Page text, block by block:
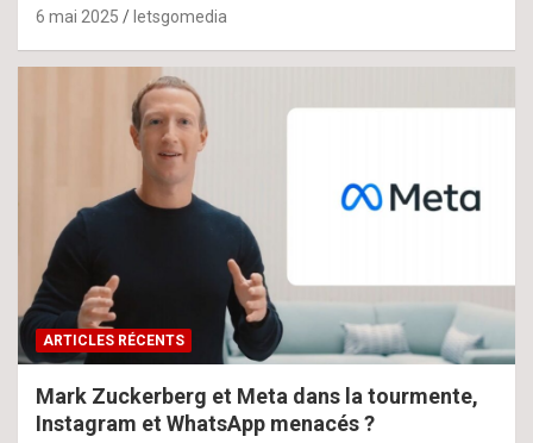
6 mai 2025 letsgomedia
ARTICLES RÉCENTS
Mark Zuckerberg et Meta dans la tourmente,
Instagram et WhatsApp menacés ?